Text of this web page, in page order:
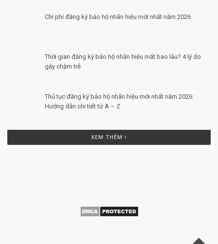
Chi phí đăng ký bảo hộ nhãn hiệu mới nhất năm 2026
Thời gian đăng ký bảo hộ nhãn hiệu mất bao lâu? 4 lý do
gây chậm trễ
Thủ tục đăng ký bảo hộ nhãn hiệu mới nhất năm 2026:
Hướng dẫn chi tiết từ A – Z
XEM THÊM